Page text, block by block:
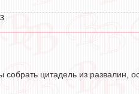
собрать цитадель из развалин,